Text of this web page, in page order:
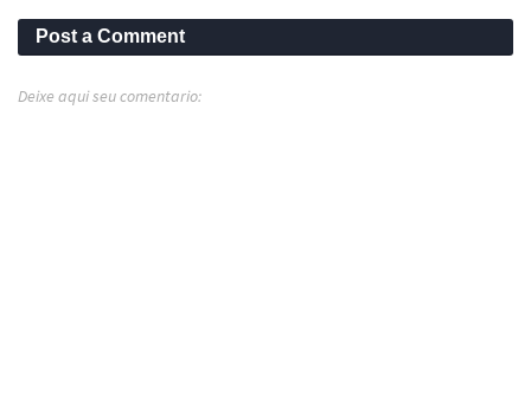
Post a Comment
Deixe aqui seu comentario: